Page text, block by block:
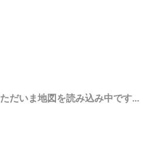
ただいま地図を読み込み中です...